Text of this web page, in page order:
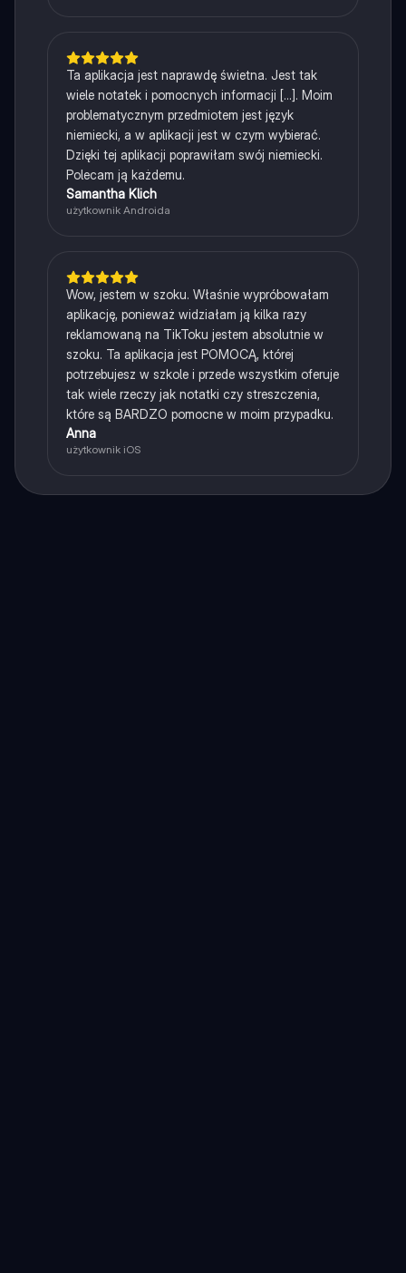
Ta aplikacja jest naprawdę świetna. Jest tak
wiele notatek i pomocnych informacji [...]. Moim
problematycznym przedmiotem jest język
niemiecki, a w aplikacji jest w czym wybierać.
Dzięki tej aplikacji poprawiłam swój niemiecki.
Polecam ją każdemu.
Samantha Klich
użytkownik Androida
Wow, jestem w szoku. Właśnie wypróbowałam
aplikację, ponieważ widziałam ją kilka razy
reklamowaną na TikToku jestem absolutnie w
szoku. Ta aplikacja jest POMOCĄ, której
potrzebujesz w szkole i przede wszystkim oferuje
tak wiele rzeczy jak notatki czy streszczenia,
które są BARDZO pomocne w moim przypadku.
Anna
użytkownik iOS